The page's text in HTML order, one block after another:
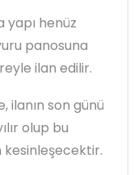
yapı henüz
panosuna
ilan edilir.
ilanın son günü
olup bu